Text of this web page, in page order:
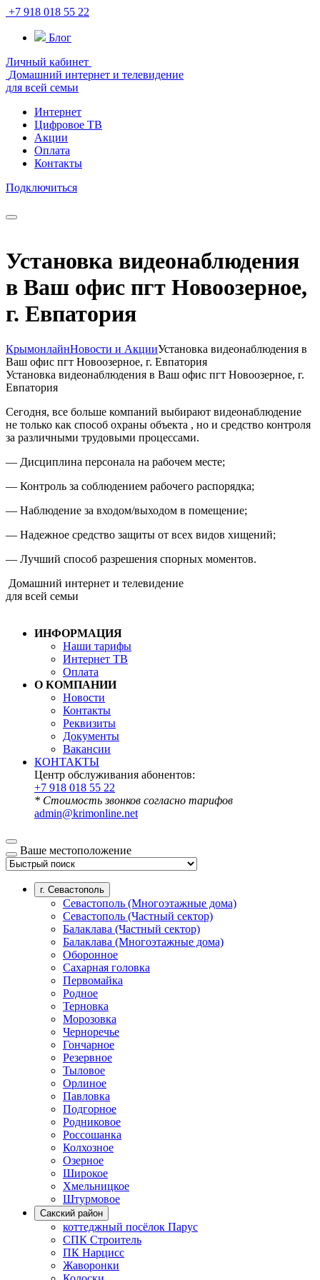
+7 918 018 55 22
Блог
Личный кабинет
Домашний интернет и телевидение
для всей семьи
Интернет
Цифровое ТВ
Акции
Оплата
Контакты
Подключиться
Установка видеонаблюдения
в Ваш офис пгт Новоозерное,
г. Евпатория
КрымонлайнНовости и АкцииУстановка видеонаблюдения в
Ваш офис пгт Новоозерное, г. Евпатория
Установка видеонаблюдения в Ваш офис пгт Новоозерное, г.
Евпатория
Сегодня, все больше компаний выбирают видеонаблюдение
не только как способ охраны объекта , но и средство контроля
за различными трудовыми процессами.
— Дисциплина персонала на рабочем месте;
— Контроль за соблюдением рабочего распорядка;
— Наблюдение за входом/выходом в помещение;
— Надежное средство защиты от всех видов хищений;
— Лучший способ разрешения спорных моментов.
Домашний интернет и телевидение
для всей семьи
ИНФОРМАЦИЯ
Наши тарифы
Интернет ТВ
Оплата
О КОМПАНИИ
Новости
Контакты
Реквизиты
Документы
Вакансии
КОНТАКТЫ
Центр обслуживания абонентов:
+7 918 018 55 22
* Стоимость звонков согласно тарифов
admin@krimonline.net
Ваше местоположение
г. Севастополь
Севастополь (Многоэтажные дома)
Севастополь (Частный сектор)
Балаклава (Частный сектор)
Балаклава (Многоэтажные дома)
Оборонное
Сахарная головка
Первомайка
Родное
Терновка
Морозовка
Черноречье
Гончарное
Резервное
Тыловое
Орлиное
Павловка
Подгорное
Родниковое
Россошанка
Колхозное
Озерное
Широкое
Хмельницкое
Штурмовое
Сакский район
коттеджный посёлок Парус
СПК Строитель
ПК Нарцисс
Жаворонки